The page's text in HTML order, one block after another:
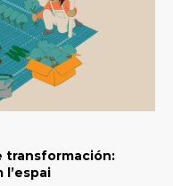
transformación:
l’espai